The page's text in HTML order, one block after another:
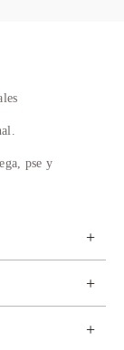
pse y
+
+
+